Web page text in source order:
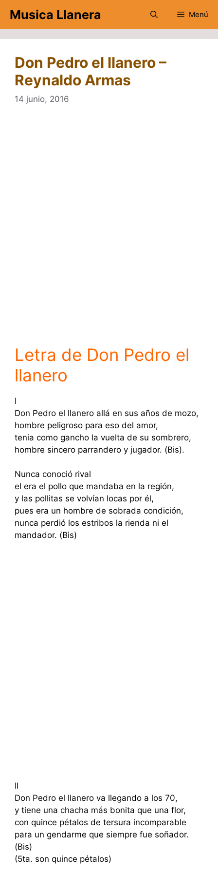
contenido
Musica Llanera Menú
Don Pedro el llanero –
Reynaldo Armas
14 junio, 2016
Letra de Don Pedro el
llanero
I
Don Pedro el llanero allá en sus años de mozo,
hombre peligroso para eso del amor,
tenia como gancho la vuelta de su sombrero,
hombre sincero parrandero y jugador. (Bis).
Nunca conoció rival
el era el pollo que mandaba en la región,
y las pollitas se volvían locas por él,
pues era un hombre de sobrada condición,
nunca perdió los estribos la rienda ni el
mandador. (Bis)
II
Don Pedro el llanero va llegando a los 70,
y tiene una chacha más bonita que una flor,
con quince pétalos de tersura incomparable
para un gendarme que siempre fue soñador.
(Bis)
(5ta. son quince pétalos)